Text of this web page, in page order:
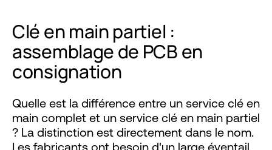
Clé en main partiel :
assemblage de PCB en
consignation
Quelle est la différence entre un service clé en
main complet et un service clé en main partiel
? La distinction est directement dans le nom.
Les fabricants ont besoin d'un large éventail